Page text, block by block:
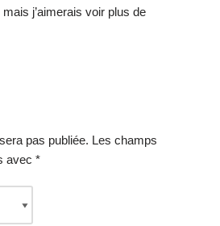
mais j’aimerais voir plus de
pas publiée. Les champs
avec *